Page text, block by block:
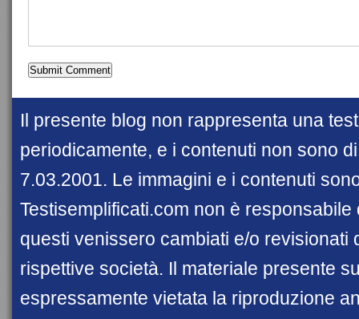
Il presente blog non rappresenta una
periodicamente, e i contenuti non sono
7.03.2001. Le immagini e i contenuti
Testisemplificati.com non è
questi venissero cambiati e/o revisionati
rispettive società. Il materiale presente
espressamente vietata la riproduzione